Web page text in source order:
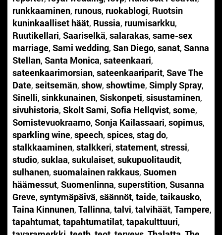
runkkaaminen, runous, ruokablogi, Ruotsin
kuninkaalliset häät, Russia, ruumisarkku,
Ruutikellari, Saariselkä, salarakas, same-sex
marriage, Sami wedding, San Diego, sanat, Sanna
Stellan, Santa Monica, sateenkaari,
sateenkaarimorsian, sateenkaariparit, Save The
Date, seitsemän, show, showtime, Simply Spray,
Sinelli, sinkkunainen, Siskonpeti, sisustaminen,
sivuhistoria, Skolt Sami, Sofia Hellqvist, some,
Somistevuokraamo, Sonja Kailassaari, sopimus,
sparkling wine, speech, spices, stag do,
stalkkaaminen, stalkkeri, statement, stressi,
studio, suklaa, sukulaiset, sukupuolitaudit,
sulhanen, suomalainen rakkaus, Suomen
häämessut, Suomenlinna, superstition, Susanna
Greve, syntymäpäivä, säännöt, taide, taikausko,
Taina Kinnunen, Tallinna, talvi, talvihäät, Tampere,
tapahtumat, tapahtumatilat, tapakulttuuri,